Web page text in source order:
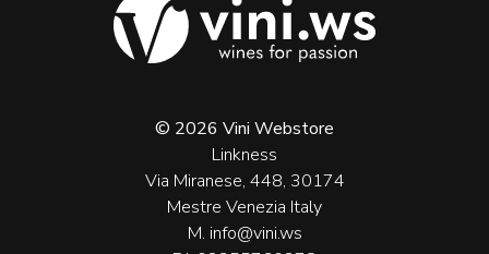
© 2026 Vini Webstore
Linkness
Via Miranese, 448, 30174
Mestre Venezia Italy
M. info@vini.ws